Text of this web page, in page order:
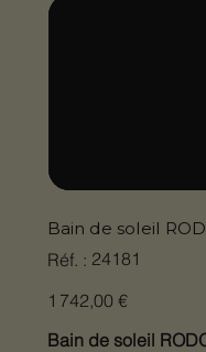
Bain de soleil
Réf. : SKU
24181
24181
Prix
1 742,00 €
Bain de soleil